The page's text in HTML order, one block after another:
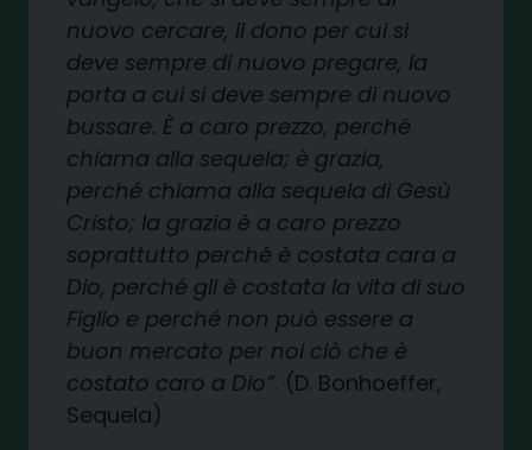
nuovo cercare, il dono per cui si
deve sempre di nuovo pregare, la
porta a cui si deve sempre di nuovo
bussare. È a caro prezzo, perché
chiama alla sequela; è grazia,
perché chiama alla sequela di Gesù
Cristo; la grazia è a caro prezzo
soprattutto perché è costata cara a
Dio, perché gli è costata la vita di suo
Figlio e perché non può essere a
buon mercato per noi ciò che è
costato caro a Dio”. (D. Bonhoeffer,
Sequela)